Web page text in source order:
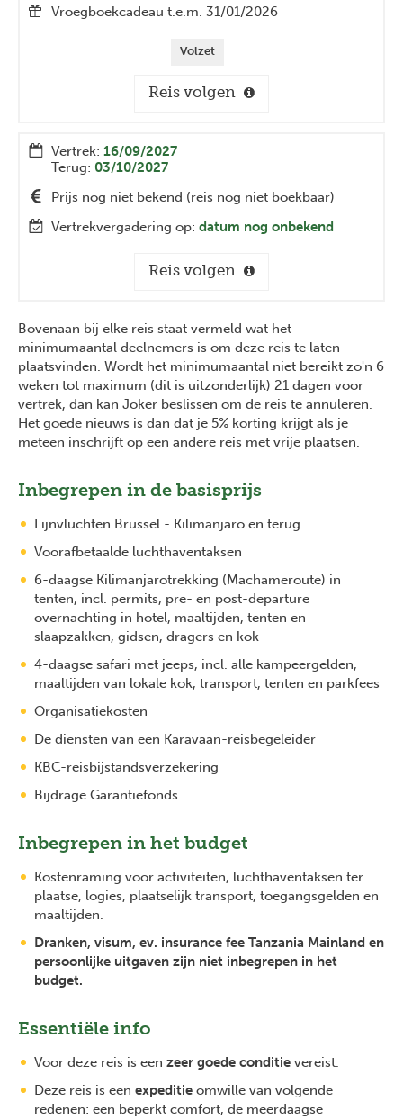
Vroegboekcadeau t.e.m. 31/01/2026
Volzet
Reis volgen
Vertrek: 16/09/2027
Terug: 03/10/2027
Prijs nog niet bekend (reis nog niet boekbaar)
Vertrekvergadering op: datum nog onbekend
Reis volgen
Bovenaan bij elke reis staat vermeld wat het
minimumaantal deelnemers is om deze reis te laten
plaatsvinden. Wordt het minimumaantal niet bereikt zo'n 6
weken tot maximum (dit is uitzonderlijk) 21 dagen voor
vertrek, dan kan Joker beslissen om de reis te annuleren.
Het goede nieuws is dan dat je 5% korting krijgt als je
meteen inschrijft op een andere reis met vrije plaatsen.
Inbegrepen in de basisprijs
Lijnvluchten Brussel - Kilimanjaro en terug
Voorafbetaalde luchthaventaksen
6-daagse Kilimanjarotrekking (Machameroute) in
tenten, incl. permits, pre- en post-departure
overnachting in hotel, maaltijden, tenten en
slaapzakken, gidsen, dragers en kok
4-daagse safari met jeeps, incl. alle kampeergelden,
maaltijden van lokale kok, transport, tenten en parkfees
Organisatiekosten
De diensten van een Karavaan-reisbegeleider
KBC-reisbijstandsverzekering
Bijdrage Garantiefonds
Inbegrepen in het budget
Kostenraming voor activiteiten, luchthaventaksen ter
plaatse, logies, plaatselijk transport, toegangsgelden en
maaltijden.
Dranken, visum, ev. insurance fee Tanzania Mainland en
persoonlijke uitgaven zijn niet inbegrepen in het
budget.
Essentiële info
Voor deze reis is een zeer goede conditie vereist.
Deze reis is een expeditie omwille van volgende
redenen: een beperkt comfort, de meerdaagse
Previous